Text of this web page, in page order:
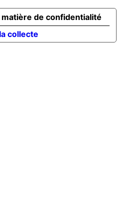
collecte
de confidentialité